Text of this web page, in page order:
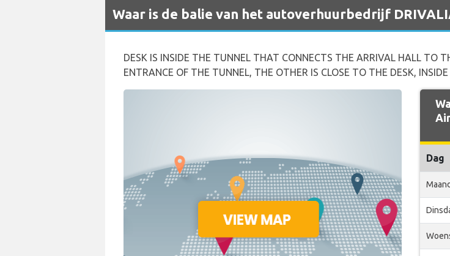
Waar is de balie van het autoverhuurbedrijf
DESK IS INSIDE THE TUNNEL THAT CONNECTS THE ARRIVAL HALL TO
ENTRANCE OF THE TUNNEL, THE OTHER IS CLOSE TO THE DESK,
Dag